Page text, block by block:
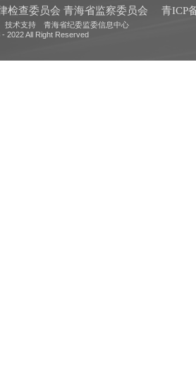
检查委员会 青海省监察委员会 青ICP
术支持 青海省纪委监委信息中心
2022 All Right Reserved